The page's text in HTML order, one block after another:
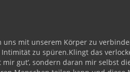
uns mit unserem Körper zu
zu spüren.Klingt das
gut‘, sondern daran mir selbst